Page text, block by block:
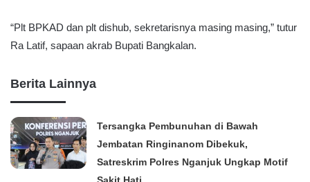
“Plt BPKAD dan plt dishub, sekretarisnya masing masing,” tutur
Ra Latif, sapaan akrab Bupati Bangkalan.
Berita Lainnya
Tersangka Pembunuhan di Bawah
Jembatan Ringinanom Dibekuk,
Satreskrim Polres Nganjuk Ungkap Motif